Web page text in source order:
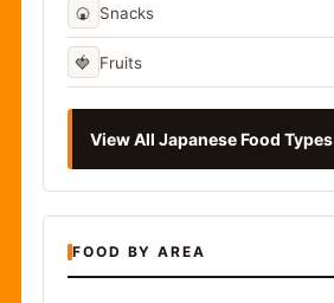
🍘 Snacks
🍓 Fruits
View All Japanese Food Types
FOOD BY AREA